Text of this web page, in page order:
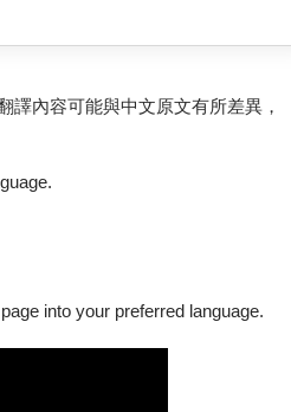
內容可能與中文原文有所差異，
into your preferred language.